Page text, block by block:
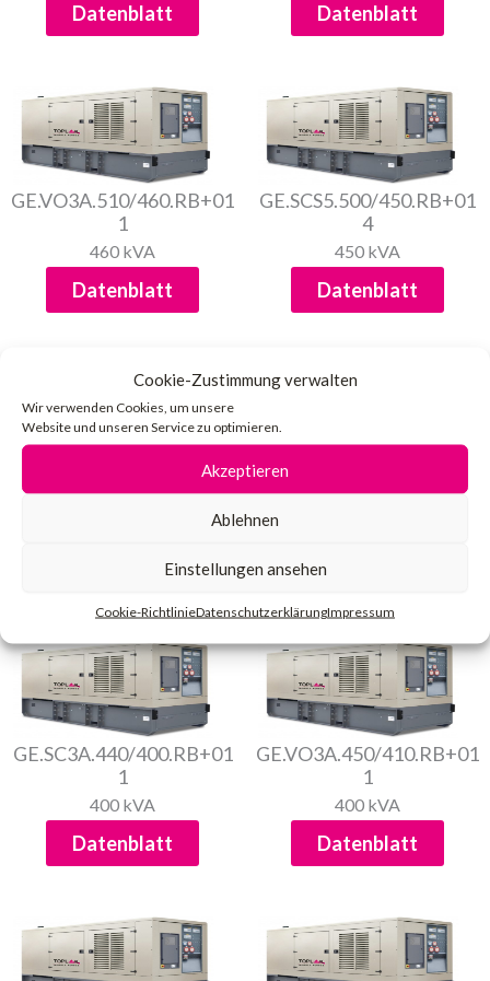
Cookie-Zustimmung verwalten
Wir verwenden Cookies, um unsere
Website und unseren Service zu optimieren.
Akzeptieren
Ablehnen
Einstellungen ansehen
Cookie-RichtlinieDatenschutzerklärungImpressum
Datenblatt Datenblatt
GE.VO3A.510/460.RB+01
1
460 kVA
Datenblatt
GE.SCS5.500/450.RB+01
4
450 kVA
Datenblatt
GE.SCS5.500/450.RB+01
1
Datenblatt
GE.VO3A.450/410.RB+01
4
Datenblatt
GE.SC3A.440/400.RB+01
1
400 kVA
Datenblatt
GE.VO3A.450/410.RB+01
1
400 kVA
Datenblatt